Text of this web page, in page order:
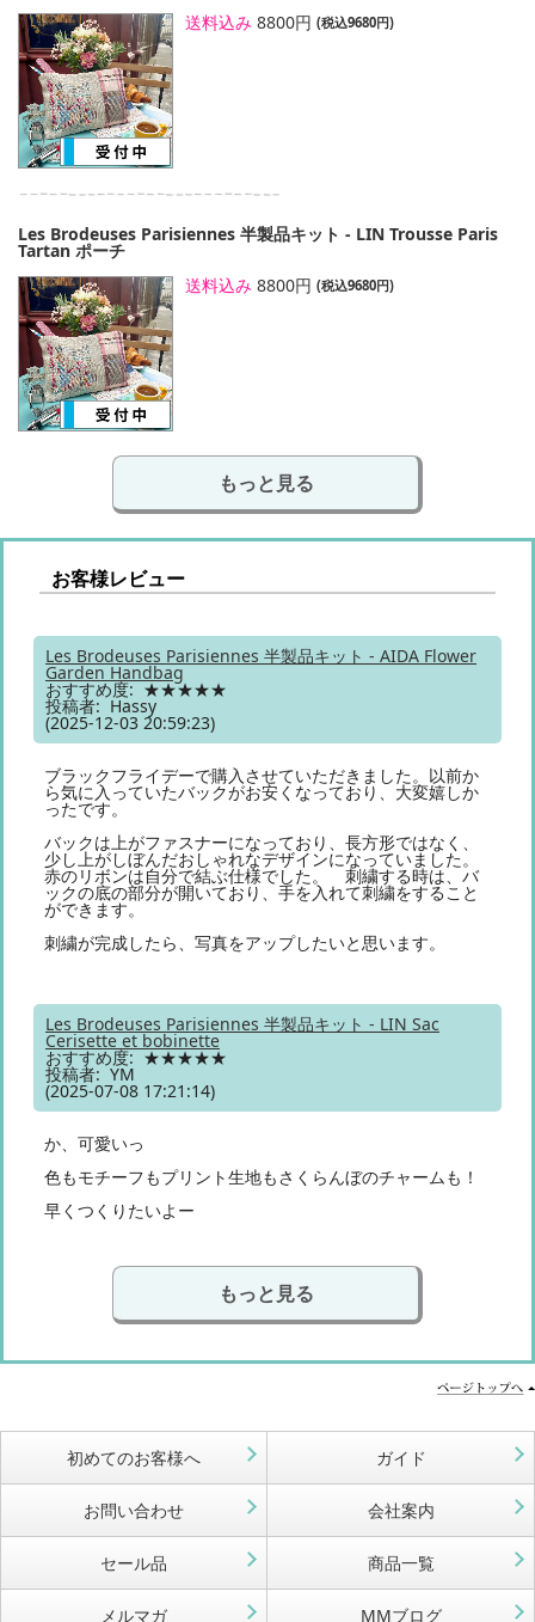
送料込み 8800円 (税込9680円)
Les Brodeuses Parisiennes 半製品キット - LIN Trousse Paris
Tartan ポーチ
送料込み 8800円 (税込9680円)
もっと見る
お客様レビュー
Les Brodeuses Parisiennes 半製品キット - AIDA Flower
Garden Handbag
おすすめ度: ★★★★★
投稿者: Hassy
(2025-12-03 20:59:23)
ブラックフライデーで購入させていただきました。以前か
ら気に入っていたバックがお安くなっており、大変嬉しか
ったです。
バックは上がファスナーになっており、長方形ではなく、
少し上がしぼんだおしゃれなデザインになっていました。
赤のリボンは自分で結ぶ仕様でした。 刺繍する時は、バ
ックの底の部分が開いており、手を入れて刺繍をすること
ができます。
刺繍が完成したら、写真をアップしたいと思います。
Les Brodeuses Parisiennes 半製品キット - LIN Sac
Cerisette et bobinette
おすすめ度: ★★★★★
投稿者: YM
(2025-07-08 17:21:14)
か、可愛いっ
色もモチーフもプリント生地もさくらんぼのチャームも！
早くつくりたいよー
もっと見る
初めてのお客様へ ガイド
お問い合わせ 会社案内
セール品 商品一覧
メルマガ MMブログ